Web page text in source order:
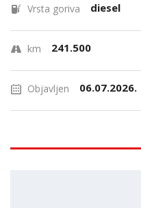
Vrsta goriva diesel
km 241.500
Objavljen 06.07.2026.